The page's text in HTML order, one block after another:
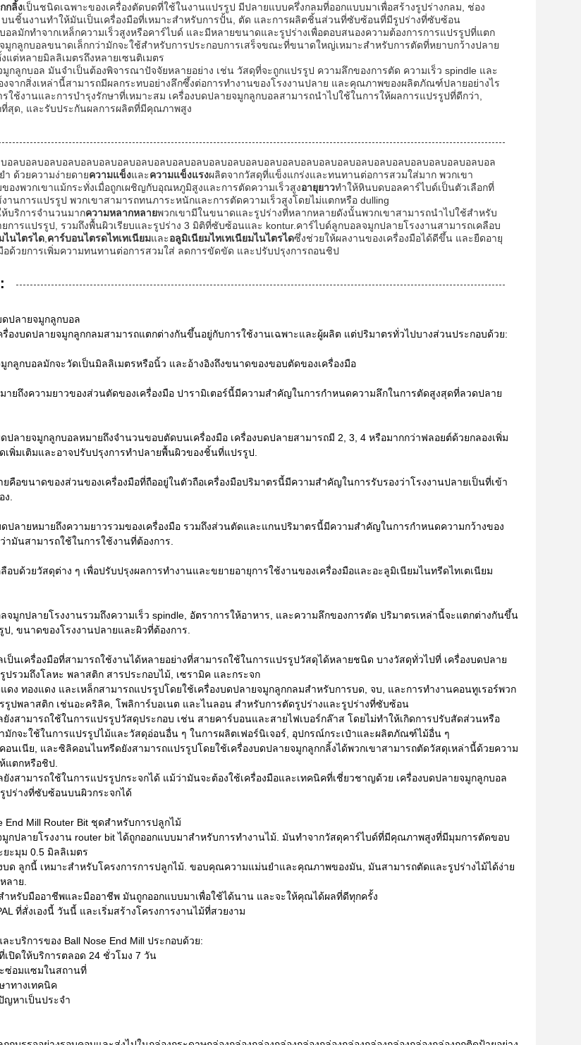
กลิ้งเป็นชนิดเฉพาะของเครื่องตัดบดที่ใช้ในงานแปรรูป มีปลายแบบครึ่งกลมที่ออกแบบมาเพื่อสร้างรูปร่างกลม, ช่อง
บนชิ้นงานทําให้มันเป็นเครื่องมือที่เหมาะสําหรับการปั้น, ตัด และการผลิตชิ้นส่วนที่ซับซ้อนที่มีรูปร่างที่ซับซ้อน
อลมักทําจากเหล็กความเร็วสูงหรือคาร์ไบด์ และมีหลายขนาดและรูปร่างเพื่อตอบสนองความต้องการการแปรรูปที่แตก
มูกลูกบอลขนาดเล็กกว่ามักจะใช้สําหรับการประกอบการเสร็จขณะที่ขนาดใหญ่เหมาะสําหรับการตัดที่หยาบกว้างปลาย
แต่หลายมิลลิเมตรถึงหลายเซนติเมตร
มูกลูกบอล มันจําเป็นต้องพิจารณาปัจจัยหลายอย่าง เช่น วัสดุที่จะถูกแปรรูป ความลึกของการตัด ความเร็ว spindle และ
งจากสิ่งเหล่านี้สามารถมีผลกระทบอย่างลึกซึ้งต่อการทํางานของโรงงานปลาย และคุณภาพของผลิตภัณฑ์ปลายอย่างไร
ใช้งานและการบํารุงรักษาที่เหมาะสม เครื่องบดปลายจมูกลูกบอลสามารถนําไปใช้ในการให้ผลการแปรรูปที่ดีกว่า,
สุด, และรับประกันผลการผลิตที่มีคุณภาพสูง
บอลบอลบอลบอลบอลบอลบอลบอลบอลบอลบอลบอลบอลบอลบอลบอลบอลบอลบอลบอลบอลบอลบอลบอลบอลบอลบอล
ด้วยความง่ายดายความแข็งและความแข็งแรงผลิตจากวัสดุที่แข็งแกร่งและทนทานต่อการสวมใส่มาก พวกเขา
องพวกเขาแม้กระทั่งเมื่อถูกเผชิญกับอุณหภูมิสูงและการตัดความเร็วสูงอายุยาวทําให้หินบดบอลคาร์ไบด์เป็นตัวเลือกที่
านการแปรรูป พวกเขาสามารถทนภาระหนักและการตัดความเร็วสูงโดยไม่แตกหรือ dulling
บริการจํานวนมากความหลากหลายพวกเขามีในขนาดและรูปร่างที่หลากหลายดังนั้นพวกเขาสามารถนําไปใช้สําหรับ
การแปรรูป, รวมถึงพื้นผิวเรียบและรูปร่าง 3 มิติที่ซับซ้อนและ kontur.คาร์ไบด์ลูกบอลจมูกปลายโรงงานสามารถเคลือบ
ไนไตรได คาร์บอนไตรดไทเทเนียมและอลูมิเนียมไทเทเนียมไนไตรไดซึ่งช่วยให้ผลงานของเครื่องมือได้ดีขึ้น และยืดอายุ
อด้วยการเพิ่มความทนทานต่อการสวมใส่ ลดการขัดขัด และปรับปรุงการถอนชิป
ดปลายจมูกลูกบอล
รื่องบดปลายจมูกลูกกลมสามารถแตกต่างกันขึ้นอยู่กับการใช้งานเฉพาะและผู้ผลิต แต่ปริมาตรทั่วไปบางส่วนประกอบด้วย:
กลูกบอลมักจะวัดเป็นมิลลิเมตรหรือนิ้ว และอ้างอิงถึงขนาดของขอบตัดของเครื่องมือ
ายถึงความยาวของส่วนตัดของเครื่องมือ ปารามิเตอร์นี้มีความสําคัญในการกําหนดความลึกในการตัดสูงสุดที่ลวดปลาย
ปลายจมูกลูกบอลหมายถึงจํานวนขอบตัดบนเครื่องมือ เครื่องบดปลายสามารถมี 2, 3, 4 หรือมากกว่าฟลอยต์ด้วยกลองเพิ่ม
เพิ่มเติมและอาจปรับปรุงการทําปลายพื้นผิวของชิ้นที่แปรรูป.
ยคือขนาดของส่วนของเครื่องมือที่ถืออยู่ในตัวถือเครื่องมือปริมาตรนี้มีความสําคัญในการรับรองว่าโรงงานปลายเป็นที่เข้า
.
ดปลายหมายถึงความยาวรวมของเครื่องมือ รวมถึงส่วนตัดและแกนปริมาตรนี้มีความสําคัญในการกําหนดความกว้างของ
ามันสามารถใช้ในการใช้งานที่ต้องการ.
อบด้วยวัสดุต่าง ๆ เพื่อปรับปรุงผลการทํางานและขยายอายุการใช้งานของเครื่องมือและอะลูมิเนียมไนทรีดไทเตเนียม
มูกปลายโรงงานรวมถึงความเร็ว spindle, อัตราการให้อาหาร, และความลึกของการตัด ปริมาตรเหล่านี้จะแตกต่างกันขึ้น
, ขนาดของโรงงานปลายและผิวที่ต้องการ.
เป็นเครื่องมือที่สามารถใช้งานได้หลายอย่างที่สามารถใช้ในการแปรรูปวัสดุได้หลายชนิด บางวัสดุทั่วไปที่ เครื่องบดปลาย
ปรวมถึงโลหะ พลาสติก สารประกอบไม้, เซรามิค และกระจก
ดง ทองแดง และเหล็กสามารถแปรรูปโดยใช้เครื่องบดปลายจมูกลูกกลมสําหรับการบด, จบ, และการทํางานคอนทูเรอร์พวก
รูปพลาสติก เช่นอะคริลิค, โพลิการ์บอเนต และไนลอน สําหรับการตัดรูปร่างและรูปร่างที่ซับซ้อน
ยังสามารถใช้ในการแปรรูปวัสดุประกอบ เช่น สายคาร์บอนและสายไฟเบอร์กล๊าส โดยไม่ทําให้เกิดการปรับสัดส่วนหรือ
มักจะใช้ในการแปรรูปไม้และวัสดุอ่อนอื่น ๆ ในการผลิตเฟอร์นิเจอร์, อุปกรณ์กระเป๋าและผลิตภัณฑ์ไม้อื่น ๆ
อนเนีย, และซิลิคอนไนทรีดยังสามารถแปรรูปโดยใช้เครื่องบดปลายจมูกลูกกลิ้งได้พวกเขาสามารถตัดวัสดุเหล่านี้ด้วยความ
แตกหรือชิป.
ยังสามารถใช้ในการแปรรูปกระจกได้ แม้ว่ามันจะต้องใช้เครื่องมือและเทคนิคที่เชี่ยวชาญด้วย เครื่องบดปลายจมูกลูกบอล
ปร่างที่ซับซ้อนบนผิวกระจกได้
End Mill Router Bit ชุดสําหรับการปลูกไม้
มูกปลายโรงงาน router bit ได้ถูกออกแบบมาสําหรับการทํางานไม้. มันทําจากวัสดุคาร์ไบด์ที่มีคุณภาพสูงที่มีมุมการตัดขอบ
ยะมุม 0.5 มิลลิเมตร
บด ลูกนี้ เหมาะสําหรับโครงการการปลูกไม้. ขอบคุณความแม่นยําและคุณภาพของมัน, มันสามารถตัดและรูปร่างไม้ได้ง่าย
ลาย.
าหรับมืออาชีพและมืออาชีพ มันถูกออกแบบมาเพื่อใช้ได้นาน และจะให้คุณได้ผลที่ดีทุกครั้ง
ที่สั่งเองนี้ วันนี้ และเริ่มสร้างโครงการงานไม้ที่สวยงาม
บริการของ Ball Nose End Mill ประกอบด้วย:
ปิดให้บริการตลอด 24 ชั่วโมง 7 วัน
ซ่อมแซมในสถานที่
าทางเทคนิค
ญหาเป็นประจํา